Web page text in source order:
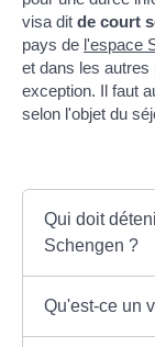
visa dit de court
pays de l'espace
et dans les
exception. Il faut
selon l'objet du
Qui doit
Schengen ?
Qu'est-ce un